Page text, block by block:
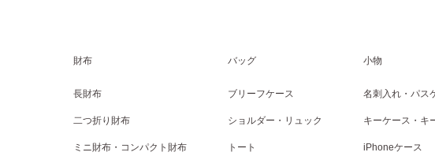
財布
長財布
二つ折り財布
ミニ財布・コンパクト財布
バッグ
ブリーフケース
ショルダー・リュック
トート
小物
名刺入れ・パス
キーケース・キ
iPhoneケース